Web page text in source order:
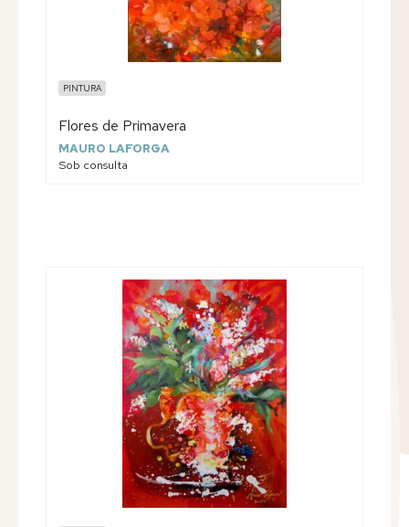
PINTURA
Flores de Primavera
MAURO LAFORGA
Sob consulta